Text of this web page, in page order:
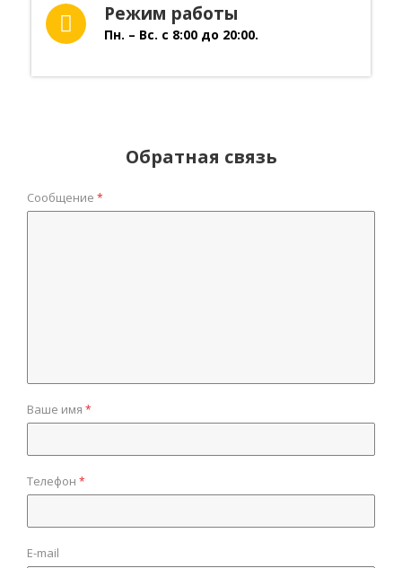
Режим работы
Пн. – Вс. с 8:00 до 20:00.
Обратная связь
Сообщение *
Ваше имя *
Телефон *
E-mail